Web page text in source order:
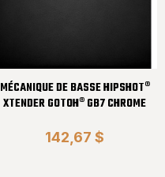
MÉCANIQUE DE BASSE HIPSHOT®
XTENDER GOTOH® GB7 CHROME
142,67 $